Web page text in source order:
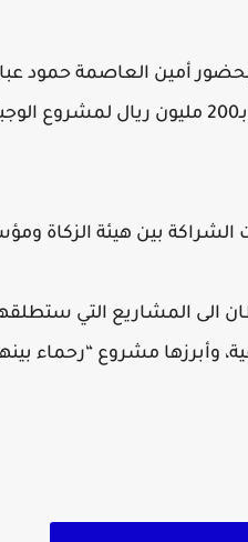
أمين العاصمة حمود
مساهمة الهيئة بـ200 مليون
الشراكة بين هيئة الزكاة
الى المشاريع التي
مشروع “رحماء بينهم”